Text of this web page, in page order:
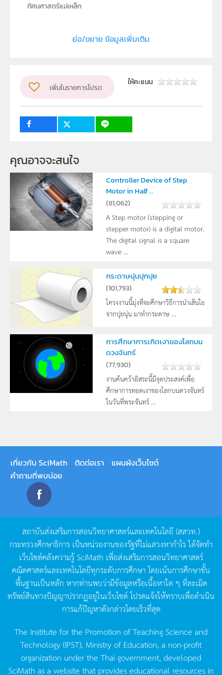
ทัศนศาสตร์แม่เหล็ก
จิรพัฒน์ กัลปภิญโญกุล
ระดับชั้น
ม.4, ม.5, ม.6
กลุ่มเป้าหมาย
ย่อ/ขยาย ข้อมูลเพิ่มเติม
เพิ่มในรายการโปรด
ให้คะแนน
คุณอาจจะสนใจ
Controller Device of Step
Motor in Half ...
(81,062)
A Step motor (stepping or
stepper motor) is a digital motor.
The digital signal is a square
wave ...
กระดาษนุ่นปุกปุย
(101,793)
โครงงานนี้มุ่งที่จะศึกษาวิธีการนำเส้นใย
จากปุยนุ่น มาทำกระดาษ ...
การศึกษาการเกิดเงาของโลกบน
ดวงจันทร์
(77,930)
งานค้นคว้าอิสระนี้มีจุดประสงค์เพื่อ
ศึกษาการทอดเงาของโลกบนดวงจันทร์
ในวันที่พระจันทร์ ...
เกี่ยวกับ SciMath ติดต่อเรา
แผนผังเว็บไซต์
คำถามที่พบบ่อย
สถาบันส่งเสริมการสอนวิทยาศาสตร์และเทคโนโลยี (สสวท.)
กระทรวงศึกษาธิการ เป็นหน่วยงานของรัฐที่ไม่แสวงหากำไรได้จัดทำ
เว็บไซต์คลังความรู้SciMath เพื่อส่งเสริมการสอนวิทยาศาสตร์
คณิตศาสตร์และเทคโนโลยีทุกระดับการศึกษา โดยเน้นการศึกษาขั้น
พื้นฐานเป็นหลัก หากท่านพบว่ามีข้อมูลหรือเนื้อหาใด ๆ ที่ละเมิด
ทรัพย์สินทางปัญญาปรากฏอยู่ในเว็บไซต์โปรดแจ้งให้ทราบเพื่อดำเนิน
การแก้ปัญหาดังกล่าวโดยเร็วที่สุด
The Institute for the Promotion of Teaching Science and
Technology (IPST), Ministry of Education, a non-profit
organization under the Thai government, developed
SciMath as a website that provides educational resources in